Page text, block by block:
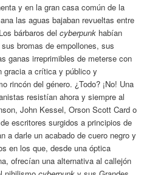
y en la gran casa común de la
las aguas bajaban revueltas entre
bárbaros delcyberpunk habían
bromas de empollones, sus
ganas irreprimibles de meterse con
gracia a crítica y público y
rincón del género. ¿Todo? ¡No! Una
resistían ahora y siempre al
John Kessel, Orson Scott Card o
escritores surgidos a principios de
a darle un acabado de cuero negro y
en los que, desde una óptica
ofrecían una alternativa al callejón